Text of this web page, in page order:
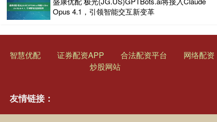
Opus 4.1，引领智能交互新变革
智慧优配 证券配资APP 合法配资平台
网络配资
炒股网站
友情链接：